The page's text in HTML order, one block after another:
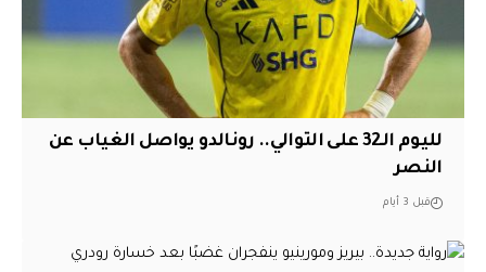
لليوم الـ32 على التوالي.. رونالدو يواصل الغياب عن
النصر
قبل 3 أيام